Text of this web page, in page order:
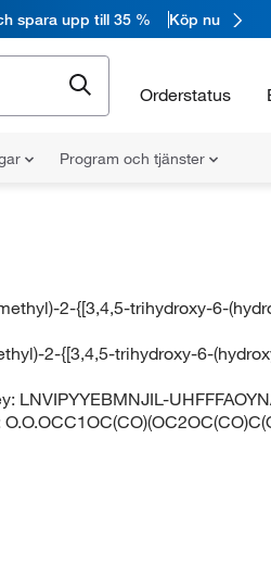
spara upp till 35 % Köp nu
Orderstatus
Program och tjänster
2-{[3,4,5-trihydroxy-6-
2-{[3,4,5-trihydroxy-6-
LNVIPYYEBMNJIL-